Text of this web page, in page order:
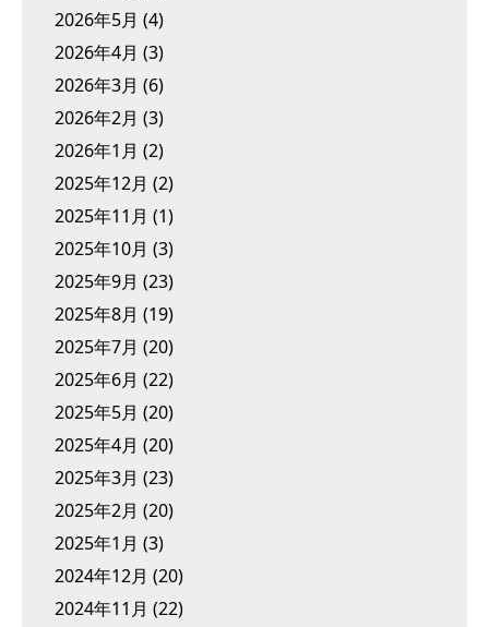
2026年5月 (4)
2026年4月 (3)
2026年3月 (6)
2026年2月 (3)
2026年1月 (2)
2025年12月 (2)
2025年11月 (1)
2025年10月 (3)
2025年9月 (23)
2025年8月 (19)
2025年7月 (20)
2025年6月 (22)
2025年5月 (20)
2025年4月 (20)
2025年3月 (23)
2025年2月 (20)
2025年1月 (3)
2024年12月 (20)
2024年11月 (22)